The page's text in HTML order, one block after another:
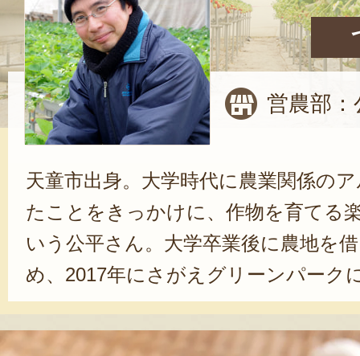
営農部
天童市出身。大学時代に農業関係の
たことをきっかけに、作物を育てる
いう公平さん。大学卒業後に農地を
め、2017年にさがえグリーンパーク
業をはじめた頃とは、規模がまった
学ばせてもらっています」と公平さ